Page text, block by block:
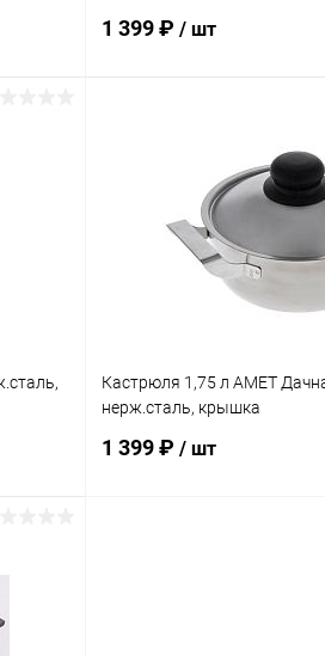
1 399 ₽ / шт
Купить в 1 клик
В избранное
Кастрюля 1,75 л АМЕТ
нерж.сталь, крышка
1 399 ₽ / шт